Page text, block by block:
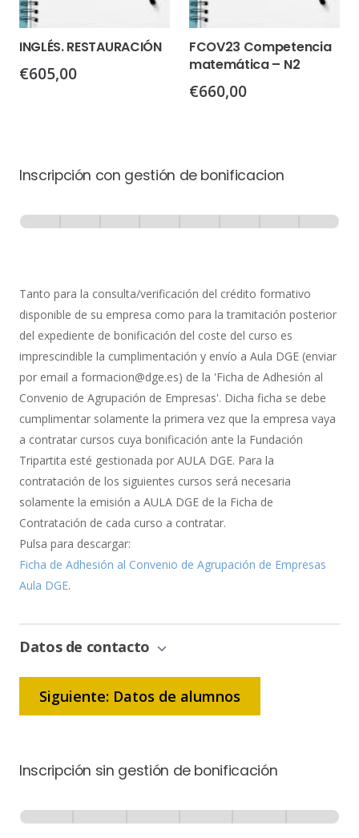
INGLÉS. RESTAURACIÓN
€605,00
FCOV23 Competencia
matemática – N2
€660,00
Inscripción con gestión de bonificacion
-
de
Bonificación
Tanto para la consulta/verificación del crédito formativo
disponible de su empresa como para la tramitación posterior
del expediente de bonificación del coste del curso es
imprescindible la cumplimentación y envío a Aula DGE (enviar
por email a formacion@dge.es) de la 'Ficha de Adhesión al
Convenio de Agrupación de Empresas'. Dicha ficha se debe
cumplimentar solamente la primera vez que la empresa vaya
a contratar cursos cuya bonificación ante la Fundación
Tripartita esté gestionada por AULA DGE. Para la
contratación de los siguientes cursos será necesaria
solamente la emisión a AULA DGE de la Ficha de
Contratación de cada curso a contratar.
Pulsa para descargar:
Ficha de Adhesión al Convenio de Agrupación de Empresas
Aula DGE.
Datos de contacto
Siguiente: Datos de alumnos
Inscripción sin gestión de bonificación
-